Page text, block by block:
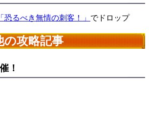
「恐るべき無情の刺客！」 でドロップ
の攻略記事
！